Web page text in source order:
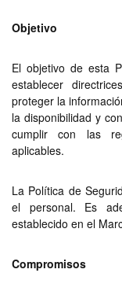
Objetivo
El objetivo de esta
establecer
proteger la
la disponibilidad y
cumplir con las
aplicables.
La Política de
el personal. Es
establecido en el
Compromisos